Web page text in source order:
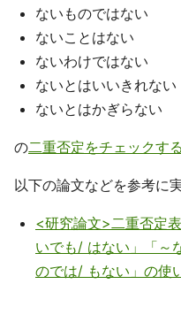
ないものではない
ないことはない
ないわけではない
ないとはいいきれない
ないとはかぎらない
の二重否定をチェックす
以下の論文などを参考に
<研究論文>二重否定
いでも/ はない」「～
のでは/ もない」の使